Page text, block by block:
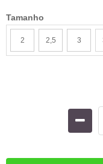
Tamanho
2 2,5 3